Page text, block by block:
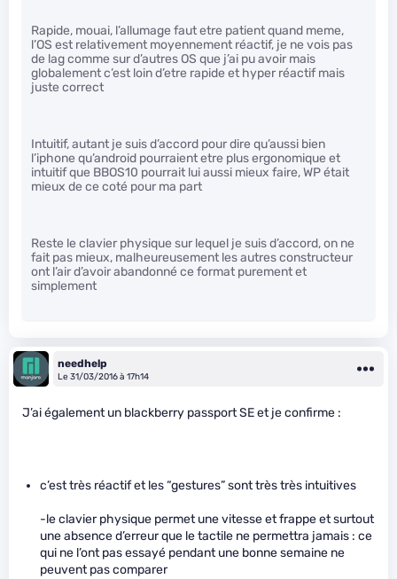
Rapide, mouai, l’allumage faut etre patient quand meme,
l’OS est relativement moyennement réactif, je ne vois pas
de lag comme sur d’autres OS que j’ai pu avoir mais
globalement c’est loin d’etre rapide et hyper réactif mais
juste correct
Intuitif, autant je suis d’accord pour dire qu’aussi bien
l’iphone qu’android pourraient etre plus ergonomique et
intuitif que BBOS10 pourrait lui aussi mieux faire, WP était
mieux de ce coté pour ma part
Reste le clavier physique sur lequel je suis d’accord, on ne
fait pas mieux, malheureusement les autres constructeur
ont l’air d’avoir abandonné ce format purement et
simplement
needhelp
Le 31/03/2016 à 17h14
J’ai également un blackberry passport SE et je confirme :
c’est très réactif et les “gestures” sont très très intuitives
-le clavier physique permet une vitesse et frappe et surtout
une absence d’erreur que le tactile ne permettra jamais : ce
qui ne l’ont pas essayé pendant une bonne semaine ne
peuvent pas comparer